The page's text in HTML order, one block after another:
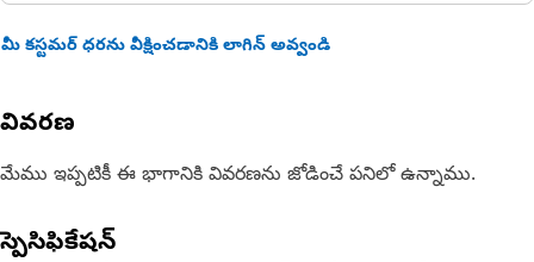
మీ కస్టమర్ ధరను వీక్షించడానికి లాగిన్ అవ్వండి
వివరణ
మేము ఇప్పటికీ ఈ భాగానికి వివరణను జోడించే పనిలో ఉన్నాము.
స్పెసిఫికేషన్